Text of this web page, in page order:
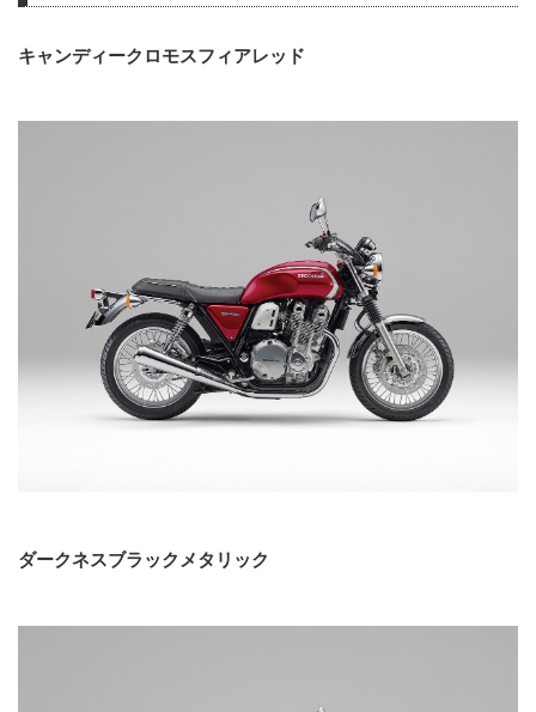
キャンディークロモスフィアレッド
ダークネスブラックメタリック